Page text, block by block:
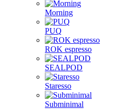
Morning
PUQ
ROK espresso
SEALPOD
Staresso
Subminimal